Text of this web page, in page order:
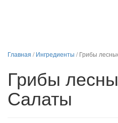
Главная /Ингредиенты /Грибы
Грибы
Салаты